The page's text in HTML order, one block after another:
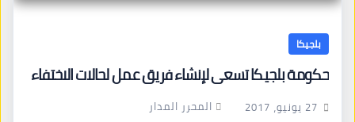
بلجيكا
حكومة بلجيكا تسعى لإنشاء فريق عمل لحالات الاختفاء
27 يونيو، 2017 المحرر المدار